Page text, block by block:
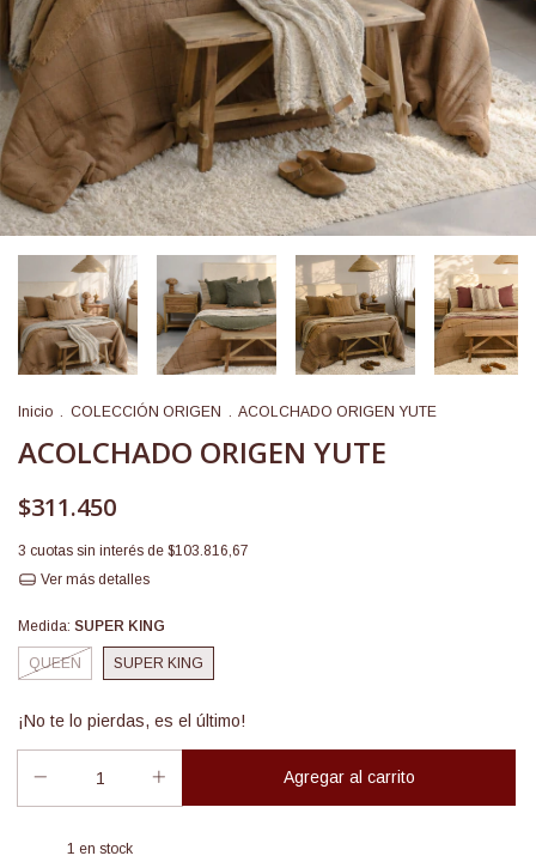
Inicio . COLECCIÓN ORIGEN . ACOLCHADO ORIGEN YUTE
ACOLCHADO ORIGEN YUTE
$311.450
3 cuotas sin interés de $103.816,67
Ver más detalles
Medida: SUPER KING
QUEEN SUPER KING
¡No te lo pierdas, es el último!
1 en stock